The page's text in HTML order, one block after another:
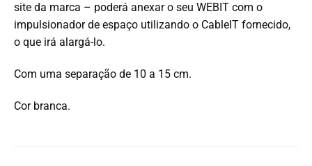
site da marca – poderá anexar o seu WEBIT com o
impulsionador de espaço utilizando o CableIT fornecido,
o que irá alargá-lo.
Com uma separação de 10 a 15 cm.
Cor branca.